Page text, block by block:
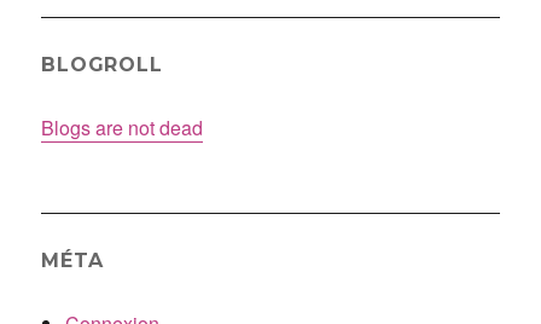
BLOGROLL
Blogs are not dead
MÉTA